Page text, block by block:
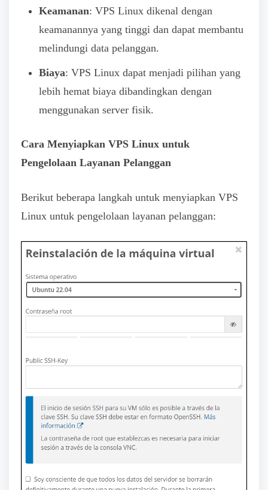
Keamanan: VPS Linux dikenal dengan
keamanannya yang tinggi dan dapat membantu
melindungi data pelanggan.
Biaya: VPS Linux dapat menjadi pilihan yang
lebih hemat biaya dibandingkan dengan
menggunakan server fisik.
Cara Menyiapkan VPS Linux untuk
Pengelolaan Layanan Pelanggan
Berikut beberapa langkah untuk menyiapkan VPS
Linux untuk pengelolaan layanan pelanggan: